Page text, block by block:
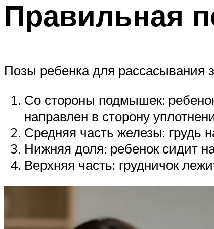
Правильная
Позы ребенка для рассасывания
Со стороны подмышек:
направлен в сторону
Средняя часть железы:
Нижняя доля: ребенок сидит
Верхняя часть: грудничок